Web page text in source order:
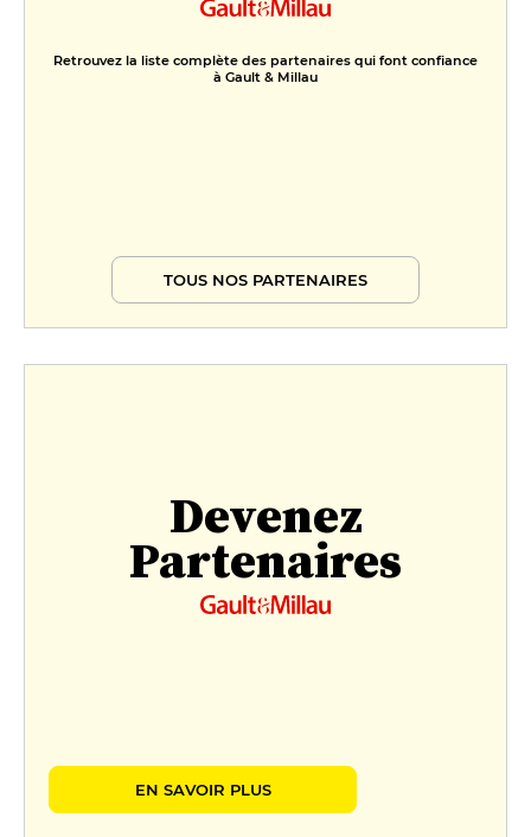
Retrouvez la liste complète des partenaires qui font confiance
à Gault & Millau
TOUS NOS PARTENAIRES
Devenez
Partenaires
EN SAVOIR PLUS